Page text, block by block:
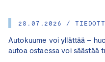
28.07.2026 /
Autokuume voi yllättää –
autoa ostaessa voi säästää